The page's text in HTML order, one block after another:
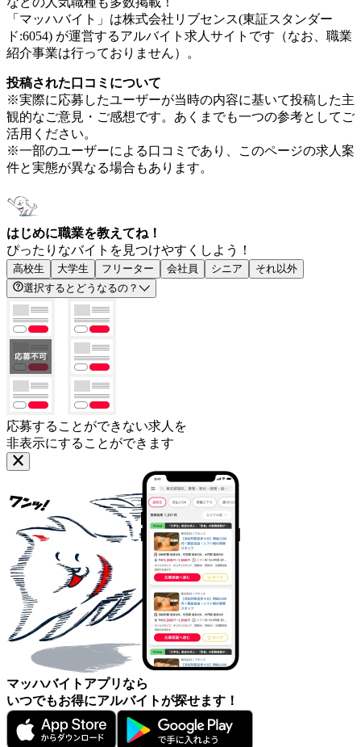
「マッハバイト」は株式会社リブセンス(東証スタンダー
ド:6054) が運営するアルバイト求人サイトです（なお、職業
紹介事業は行っておりません）。
投稿された口コミについて
※実際に応募したユーザーが当時の内容に基いて投稿した主
観的なご意見・ご感想です。あくまでも一つの参考としてご
活用ください。
※一部のユーザーによる口コミであり、このページの求人案
件と実態が異なる場合もあります。
はじめに職業を教えてね！
ぴったりなバイトを見つけやすくしよう！
高校生 大学生 フリーター 会社員 シニア
それ以外
選択するとどうなるの？
応募することができない求人を
非表示にすることができます
マッハバイトアプリなら
いつでもお得にアルバイトが探せます！